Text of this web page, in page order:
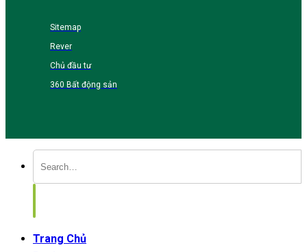
Sitemap
Rever
Chủ đầu tư
360 Bất động sản
Trang Chủ